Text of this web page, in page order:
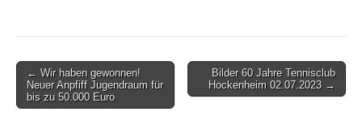
Post
navigation
← Wir haben gewonnen!
Neuer Anpfiff Jugendraum für
bis zu 50.000 Euro
Bilder 60 Jahre Tennisclub
Hockenheim 02.07.2023 →